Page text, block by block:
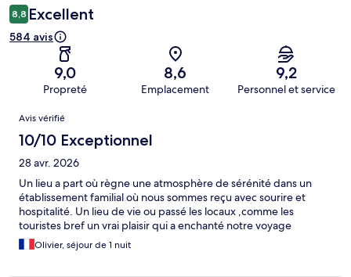
8,8 Excellent
584 avis
9,0
Propreté
8,6
Emplacement
9,2
Personnel et service
Avis
Avis vérifié
10/10 Exceptionnel
28 avr. 2026
Un lieu a part où règne une atmosphère de sérénité dans un
établissement familial où nous sommes reçu avec sourire et
hospitalité. Un lieu de vie ou passé les locaux ,comme les
touristes bref un vrai plaisir qui a enchanté notre voyage
Olivier, séjour de 1 nuit